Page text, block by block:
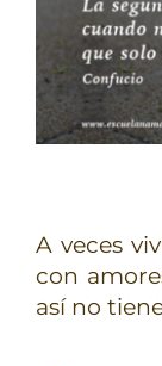
A veces
con
así no